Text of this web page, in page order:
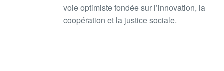
voie optimiste fondée sur l’innovation, la
coopération et la justice sociale.